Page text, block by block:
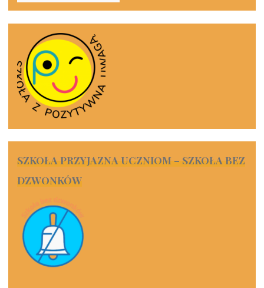
SZKOŁA PRZYJAZNA UCZNIOM – SZKOŁA BEZ
DZWONKÓW